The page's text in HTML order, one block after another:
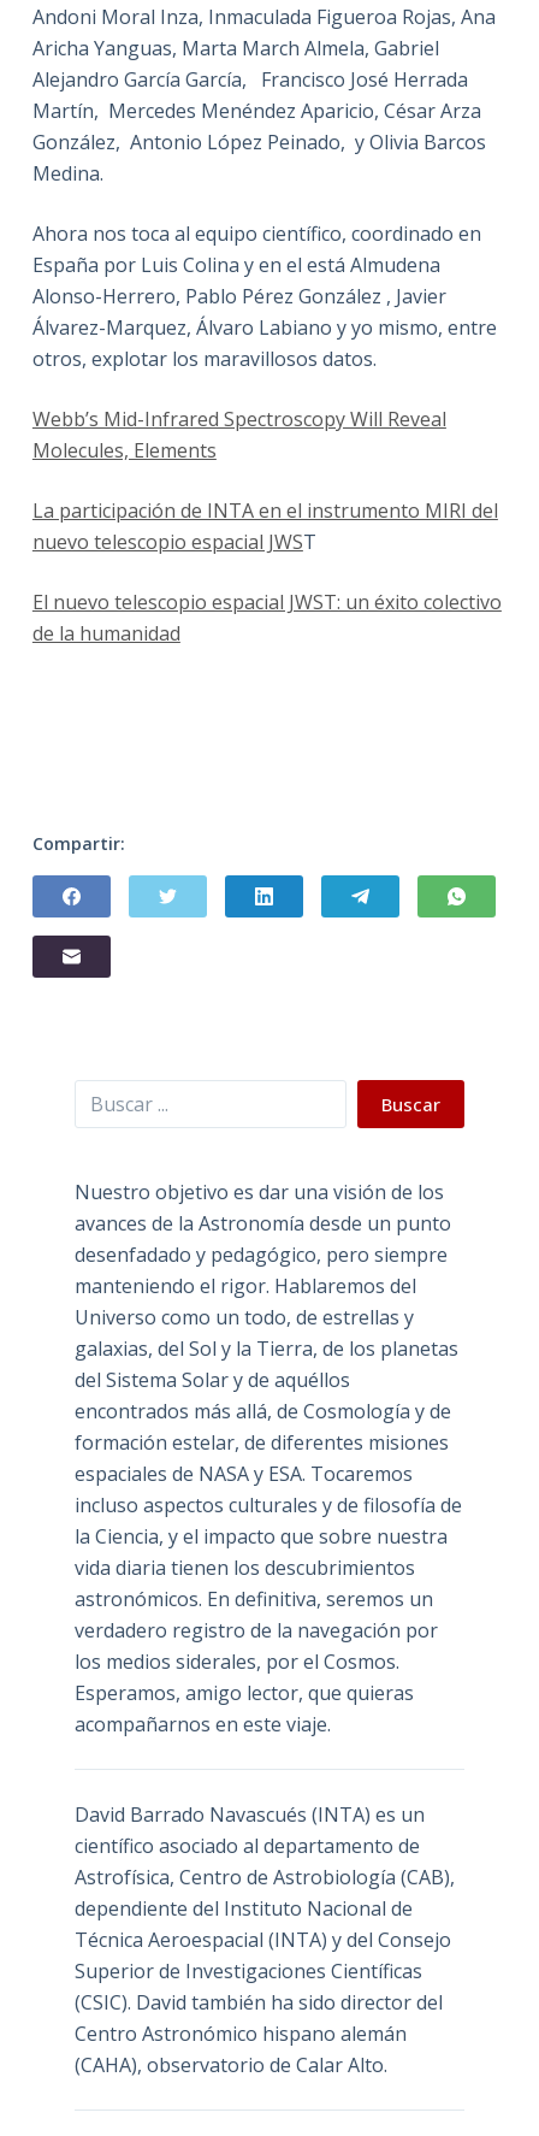
Andoni Moral Inza, Inmaculada Figueroa Rojas, Ana
Aricha Yanguas, Marta March Almela, Gabriel
Alejandro García García, Francisco José Herrada
Martín, Mercedes Menéndez Aparicio, César Arza
González, Antonio López Peinado, y Olivia Barcos
Medina.
Ahora nos toca al equipo científico, coordinado en
España por Luis Colina y en el está Almudena
Alonso-Herrero, Pablo Pérez González , Javier
Álvarez-Marquez, Álvaro Labiano y yo mismo, entre
otros, explotar los maravillosos datos.
Webb’s Mid-Infrared Spectroscopy Will Reveal
Molecules, Elements
La participación de INTA en el instrumento MIRI del
nuevo telescopio espacial JWST
El nuevo telescopio espacial JWST: un éxito colectivo
de la humanidad
Compartir:
Buscar Buscar
Nuestro objetivo es dar una visión de los
avances de la Astronomía desde un punto
desenfadado y pedagógico, pero siempre
manteniendo el rigor. Hablaremos del
Universo como un todo, de estrellas y
galaxias, del Sol y la Tierra, de los planetas
del Sistema Solar y de aquéllos
encontrados más allá, de Cosmología y de
formación estelar, de diferentes misiones
espaciales de NASA y ESA. Tocaremos
incluso aspectos culturales y de filosofía de
la Ciencia, y el impacto que sobre nuestra
vida diaria tienen los descubrimientos
astronómicos. En definitiva, seremos un
verdadero registro de la navegación por
los medios siderales, por el Cosmos.
Esperamos, amigo lector, que quieras
acompañarnos en este viaje.
David Barrado Navascués (INTA) es un
científico asociado al departamento de
Astrofísica, Centro de Astrobiología (CAB),
dependiente del Instituto Nacional de
Técnica Aeroespacial (INTA) y del Consejo
Superior de Investigaciones Científicas
(CSIC). David también ha sido director del
Centro Astronómico hispano alemán
(CAHA), observatorio de Calar Alto.